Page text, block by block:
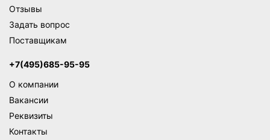
Отзывы
Задать вопрос
Поставщикам
+7(495)685-95-95
О компании
Вакансии
Реквизиты
Контакты